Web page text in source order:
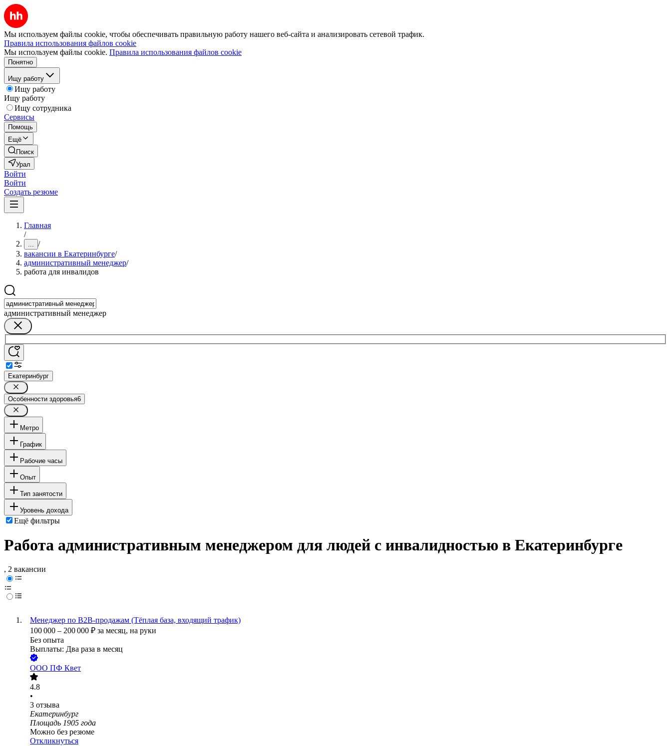
Мы используем файлы cookie, чтобы обеспечивать правильную работу нашего веб-сайта и анализировать сетевой трафик.
Правила использования файлов cookie
Мы используем файлы cookie. Правила использования файлов cookie
Понятно
Ищу работу
Ищу работу
Ищу работу
Ищу сотрудника
Сервисы
Помощь
Ещё
Поиск
Урал
Войти
Войти
Создать резюме
Главная
/
... /
вакансии в Екатеринбурге/
административный менеджер/
работа для инвалидов
административный менеджер
Екатеринбург
Особенности здоровья6
Метро
График
Рабочие часы
Опыт
Тип занятости
Уровень дохода
Ещё фильтры
Работа административным менеджером для людей с инвалидностью в Екатеринбурге
, 2 вакансии
Менеджер по B2B-продажам (Тёплая база, входящий трафик)
100 000 – 200 000 ₽ за месяц, на руки
Без опыта
Выплаты: Два раза в месяц
ООО ПФ Квет
4.8
•
3 отзыва
Екатеринбург
Площадь 1905 года
Можно без резюме
Откликнуться